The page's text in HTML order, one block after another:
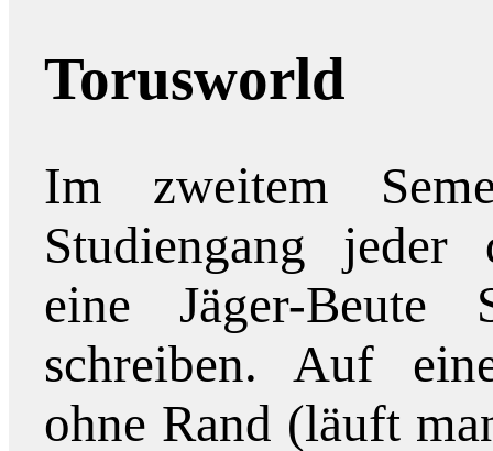
Torusworld
Im zweitem
Studiengang jeder
eine Jäger-
schreiben. Auf
ohne Rand (läuft